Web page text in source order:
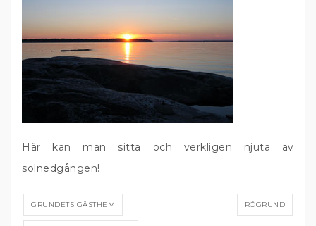
Här kan man sitta och verkligen njuta av
solnedgången!
GRUNDETS GÄSTHEM RÖGRUND